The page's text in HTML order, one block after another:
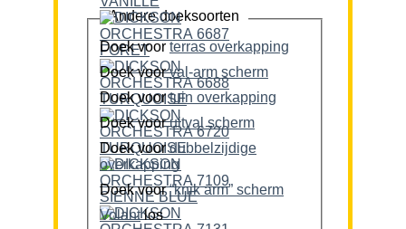
Andere doeksoorten
Doek voor terras overkapping
Doek voor
val-arm scherm
Doek voor
tuin overkapping
Doek voor
uitval scherm
Doek voordubbelzijdige
overkapping
Doek voor
“knik arm” scherm
Volantlos